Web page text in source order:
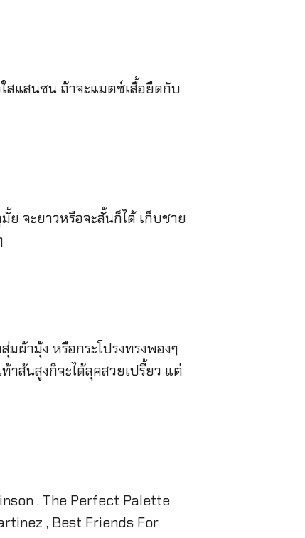
สแสนซน ถ้าจะแมตช์เสื้อยืดกับ
จะยาวหรือจะสั้นก็ได้ เก็บชาย
ผ้ามุ้ง หรือกระโปรงทรงพองๆ
าส้นสูงก็จะได้ลุคสวยเปรี้ยว แต่
, The Perfect Palette
, Best Friends For